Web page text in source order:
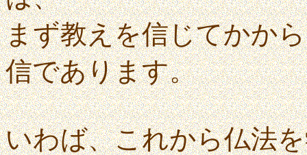
まず教えを信じてかか
信であります。
いわば、これから仏法